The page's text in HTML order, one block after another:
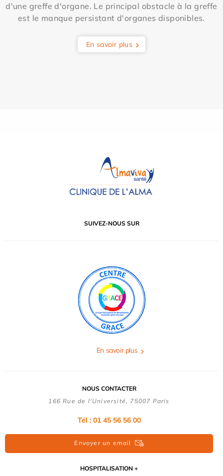
d'une greffe d'organe. Le principal obstacle à la greffe
est le manque persistant d'organes disponibles.
En savoir plus
SUIVEZ-NOUS SUR
En savoir plus
NOUS CONTACTER
166 Rue de l'Université, 75007 Paris
Tél : 01 45 56 56 00
Envoyer un email
HOSPITALISATION